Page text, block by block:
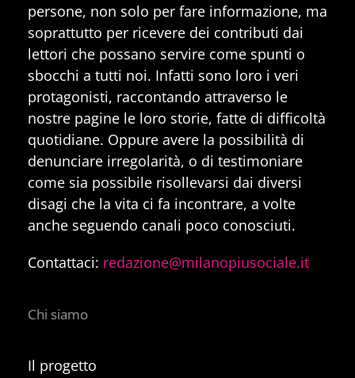
persone, non solo per fare informazione, ma
soprattutto per ricevere dei contributi dai
lettori che possano servire come spunti o
sbocchi a tutti noi. Infatti sono loro i veri
protagonisti, raccontando attraverso le
nostre pagine le loro storie, fatte di difficoltà
quotidiane. Oppure avere la possibilità di
denunciare irregolarità, o di testimoniare
come sia possibile risollevarsi dai diversi
disagi che la vita ci fa incontrare, a volte
anche seguendo canali poco conosciuti.
Contattaci: redazione@milanopiusociale.it
Chi siamo
Il progetto